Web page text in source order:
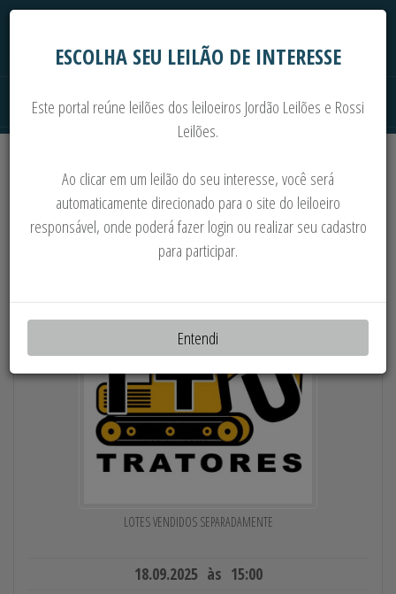
Imoveis Máquinas Sucata
MÁQUINAS E COMPONENTES
LOTES VENDIDOS SEPARADAMENTE
18.09.2025 às 15:00
ESCOLHA SEU LEILÃO DE INTERESSE
Este portal reúne leilões dos leiloeiros Jordão Leilões e Rossi
Leilões.
Ao clicar em um leilão do seu interesse, você será
automaticamente direcionado para o site do leiloeiro
responsável, onde poderá fazer login ou realizar seu cadastro
para participar.
Entendi